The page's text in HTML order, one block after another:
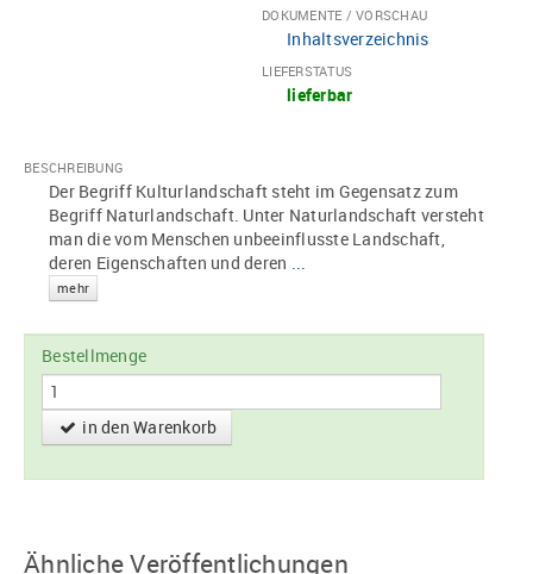
DOKUMENTE / VORSCHAU
Inhaltsverzeichnis
LIEFERSTATUS
lieferbar
BESCHREIBUNG
Der Begriff Kulturlandschaft steht im Gegensatz zum
Begriff Naturlandschaft. Unter Naturlandschaft versteht
man die vom Menschen unbeeinflusste Landschaft,
deren Eigenschaften und deren ...
mehr
Bestellmenge
in den Warenkorb
Ähnliche Veröffentlichungen